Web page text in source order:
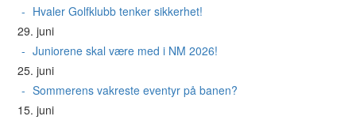
Hvaler Golfklubb tenker sikkerhet!
29. juni
Juniorene skal være med i NM 2026!
25. juni
Sommerens vakreste eventyr på banen?
15. juni